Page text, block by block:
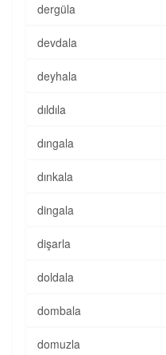
dergüla
devdala
deyhala
dıldıla
dıngala
dınkala
dingala
dişarla
doldala
dombala
domuzla